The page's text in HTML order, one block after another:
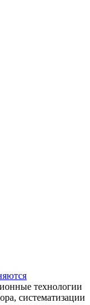
технологии
систематизации